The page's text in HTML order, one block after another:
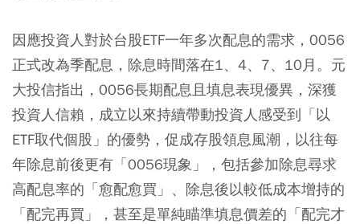
因應投資人對於台股ETF一年多次配息的需求，0056
正式改為季配息，除息時間落在1、4、7、10月。元
大投信指出，0056長期配息且填息表現優異，深獲
投資人信賴，成立以來持續帶動投資人感受到「以
ETF取代個股」的優勢，促成存股領息風潮，以往每
年除息前後更有「0056現象」，包括參加除息尋求
高配息率的「愈配愈買」、除息後以較低成本增持的
「配完再買」，甚至是單純瞄準填息價差的「配完才